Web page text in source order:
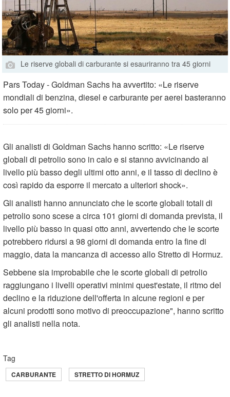
Le riserve globali di carburante si esauriranno tra 45 giorni
Pars Today - Goldman Sachs ha avvertito: «Le riserve
mondiali di benzina, diesel e carburante per aerei basteranno
solo per 45 giorni».
Gli analisti di Goldman Sachs hanno scritto: «Le riserve
globali di petrolio sono in calo e si stanno avvicinando al
livello più basso degli ultimi otto anni, e il tasso di declino è
così rapido da esporre il mercato a ulteriori shock».
Gli analisti hanno annunciato che le scorte globali totali di
petrolio sono scese a circa 101 giorni di domanda prevista, il
livello più basso in quasi otto anni, avvertendo che le scorte
potrebbero ridursi a 98 giorni di domanda entro la fine di
maggio, data la mancanza di accesso allo Stretto di Hormuz.
Sebbene sia improbabile che le scorte globali di petrolio
raggiungano i livelli operativi minimi quest'estate, il ritmo del
declino e la riduzione dell'offerta in alcune regioni e per
alcuni prodotti sono motivo di preoccupazione", hanno scritto
gli analisti nella nota.
Tag
CARBURANTE STRETTO DI HORMUZ